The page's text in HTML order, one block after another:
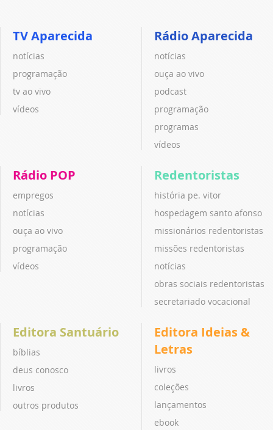
TV Aparecida
notícias
programação
tv ao vivo
vídeos
Rádio Aparecida
notícias
ouça ao vivo
podcast
programação
programas
vídeos
Rádio POP
empregos
notícias
ouça ao vivo
programação
vídeos
Redentoristas
história pe. vitor
hospedagem santo afonso
missionários redentoristas
missões redentoristas
notícias
obras sociais redentoristas
secretariado vocacional
Editora Santuário
bíblias
deus conosco
livros
outros produtos
Editora Ideias &
Letras
livros
coleções
lançamentos
ebook